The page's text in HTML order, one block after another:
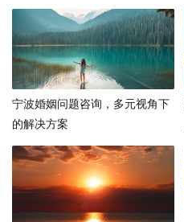
宁波婚姻问题咨询，多元视角下
的解决方案